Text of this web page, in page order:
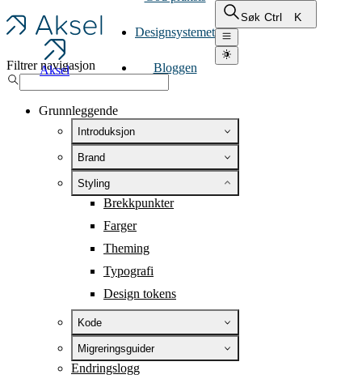
Aksel
Designsystemet
Bloggen
Søk Ctrl K
Filtrer navigasjon
Grunnleggende
Introduksjon
Brand
Styling
Brekkpunkter
Farger
Theming
Typografi
Design tokens
Kode
Migreringsguider
Endringslogg